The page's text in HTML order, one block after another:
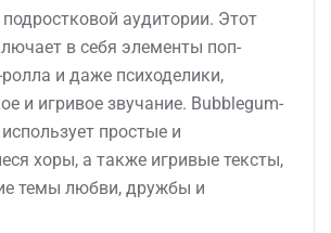
аудитории. Этот
в себя элементы поп-
и даже психоделики,
и игривое звучание. Bubblegum-
простые и
хоры, а также игривые тексты,
темы любви, дружбы и